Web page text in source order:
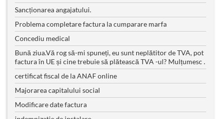
Sancționarea angajatului.
Problema completare factura la cumparare marfa
Concediu medical
Bună ziua.Vă rog să-mi spuneți, eu sunt neplătitor de TVA, pot
factura în UE și cine trebuie să plătească TVA -ul? Mulțumesc .
certificat fiscal de la ANAF online
Majorarea capitalului social
Modificare date factura